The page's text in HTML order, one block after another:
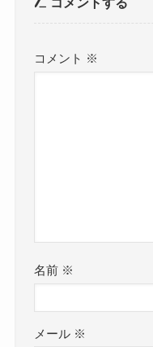
コメント ※
名前 ※
メール ※